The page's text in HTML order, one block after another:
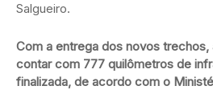
Salgueiro.
Com a entrega dos novos trechos,
contar com 777 quilômetros de
finalizada, de acordo com o